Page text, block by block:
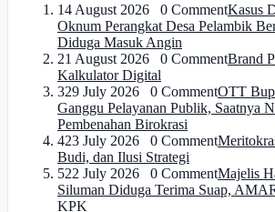
14 August 2026 0 CommentKasus
Oknum Perangkat Desa Pelambik
Diduga Masuk Angin
21 August 2026 0 CommentBrand
Kalkulator Digital
329 July 2026 0 CommentOTT
Ganggu Pelayanan Publik, Saatnya
Pembenahan Birokrasi
423 July 2026 0 Comment
Budi, dan Ilusi Strategi
522 July 2026 0 CommentMajelis
Siluman Diduga Terima Suap,
KPK